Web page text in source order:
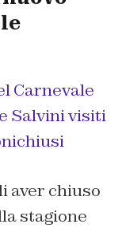
Carnevale
Salvini visiti
aver chiuso
stagione